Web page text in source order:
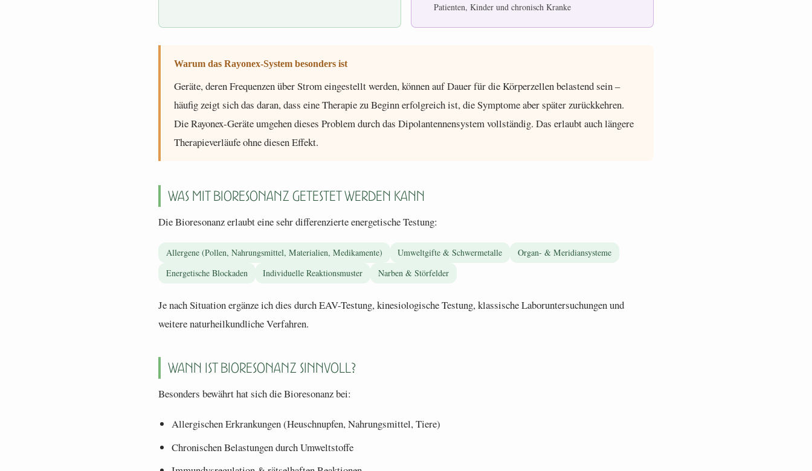
Patienten, Kinder und chronisch Kranke
Warum das Rayonex-System besonders ist
Geräte, deren Frequenzen über Strom eingestellt werden, können auf Dauer für die Körperzellen belastend sein –
häufig zeigt sich das daran, dass eine Therapie zu Beginn erfolgreich ist, die Symptome aber später zurückkehren.
Die Rayonex-Geräte umgehen dieses Problem durch das Dipol­antennensystem vollständig. Das erlaubt auch längere
Therapieverläufe ohne diesen Effekt.
Was mit Bioresonanz getestet werden kann
Die Bioresonanz erlaubt eine sehr differenzierte energetische Testung:
Allergene (Pollen, Nahrungsmittel, Materialien, Medikamente) Umweltgifte & Schwermetalle
Organ- & Meridiansysteme
Energetische Blockaden
Individuelle Reaktionsmuster Narben & Störfelder
Je nach Situation ergänze ich dies durch EAV-Testung, kinesiologische Testung, klassische Laboruntersuchungen und
weitere naturheilkundliche Verfahren.
Wann ist Bioresonanz sinnvoll?
Besonders bewährt hat sich die Bioresonanz bei:
Allergischen Erkrankungen (Heuschnupfen, Nahrungsmittel, Tiere)
Chronischen Belastungen durch Umweltstoffe